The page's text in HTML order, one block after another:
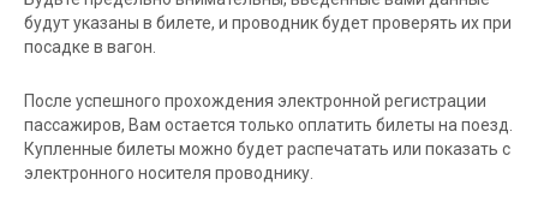
будут указаны в билете, и проводник будет проверять их при
посадке в вагон.
После успешного прохождения электронной регистрации
пассажиров, Вам остается только оплатить билеты на поезд.
Купленные билеты можно будет распечатать или показать с
электронного носителя проводнику.